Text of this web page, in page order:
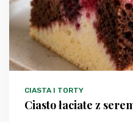
CIASTA I TORTY
Ciasto łaciate z